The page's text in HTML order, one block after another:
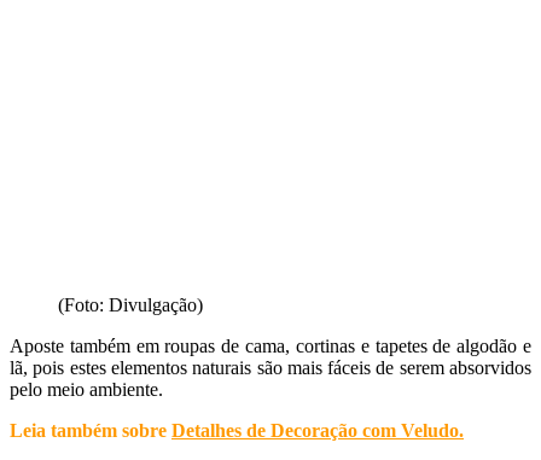
(Foto: Divulgação)
Aposte também em roupas de cama, cortinas e tapetes de algodão e
lã, pois estes elementos naturais são mais fáceis de serem absorvidos
pelo meio ambiente.
Leia também sobre Detalhes de Decoração com Veludo.